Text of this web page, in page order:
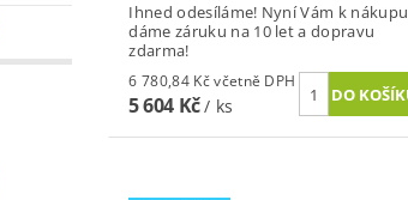
Ihned odesíláme! Nyní Vám k nákupu
dáme záruku na 10 let a dopravu
zdarma!
6 780,84 Kč včetně DPH
5 604 Kč/ ks